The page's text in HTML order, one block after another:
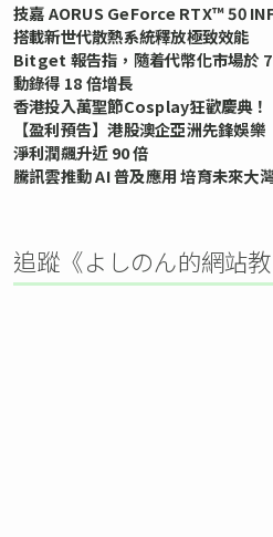
技嘉 AORUS GeForce RTX™ 50
搭載新世代散熱系統釋放極致效能
Bitget 報告指，隨着代幣化市場於
動錄得 18 倍增長
香港投入萬聖節Cosplay狂歡慶典！
【盈利預告】港股澳企亞洲先鋒娛
淨利潤飆升近 90 倍
騰訊雲推動 AI 普及應用 培育未來大
追蹤《よしのん的網站教